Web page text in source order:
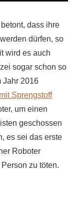
dass ihre
dürfen, so
wird es auch
sogar schon so
Jahr 2016
mit Sprengstoff
um einen
geschossen
es sei das erste
Roboter
zu töten.